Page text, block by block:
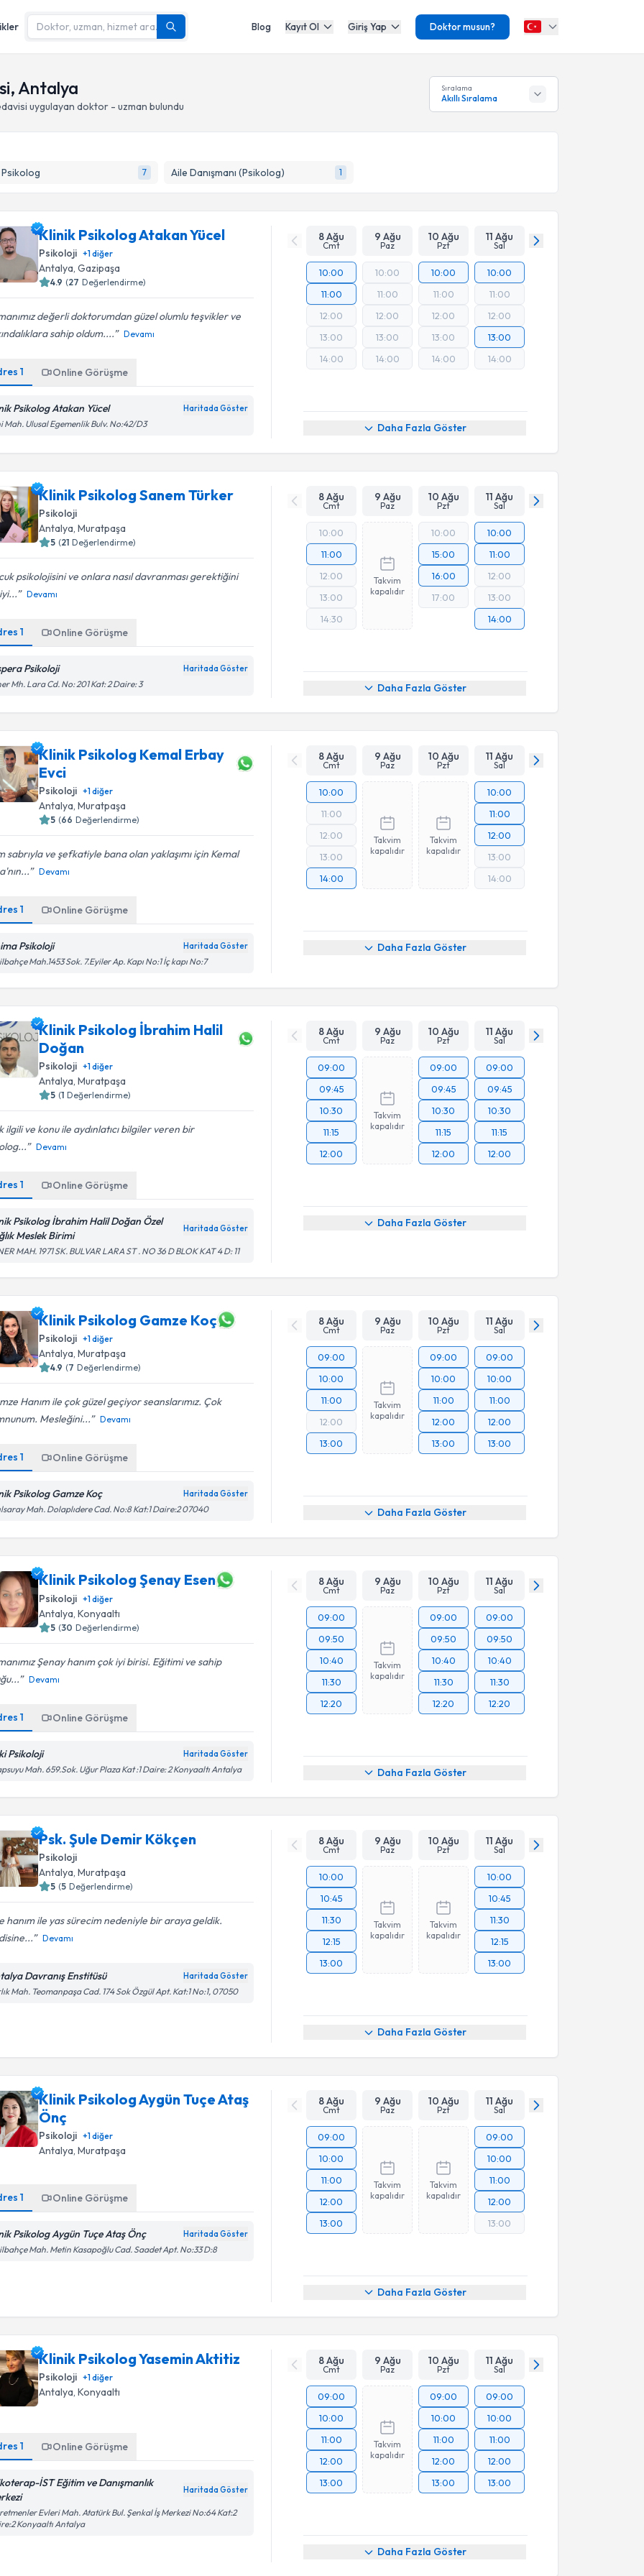
Blog Kayıt Ol Giriş Yap Doktor musun?
Antalya
uygulayan doktor - uzman bulundu
Sıralama
Akıllı Sıralama
7 Aile Danışmanı (Psikolog) 1
Klinik Psikolog Atakan Yücel
Psikoloji +1diğer
Antalya, Gazipaşa
4.9 (27 Değerlendirme)
değerli doktorumdan güzel olumlu teşvikler ve
sahip oldum....
Devamı
1 Online Görüşme
Psikolog Atakan Yücel Haritada Göster
Mah. Ulusal Egemenlik Bulv. No:42/D3
8 Ağu
Cmt
9 Ağu
Paz
10 Ağu
Pzt
11 Ağu
Sal
10:00
11:00
12:00
13:00
14:00
10:00
11:00
12:00
13:00
14:00
10:00
11:00
12:00
13:00
14:00
10:00
11:00
12:00
13:00
14:00
Daha Fazla Göster
Klinik Psikolog Sanem Türker
Psikoloji
Antalya , Muratpaşa
5 (21 Değerlendirme)
psikolojisini ve onlara nasıl davranması gerektiğini
Devamı
1 Online Görüşme
Psikoloji Haritada Göster
Mh. Lara Cd. No: 201 Kat: 2 Daire: 3
8 Ağu
Cmt
9 Ağu
Paz
10 Ağu
Pzt
11 Ağu
Sal
10:00
11:00
12:00
13:00
14:30
Takvim
kapalıdır
10:00
15:00
16:00
17:00
10:00
11:00
12:00
13:00
14:00
Daha Fazla Göster
Klinik Psikolog Kemal Erbay
Evci
Psikoloji +1diğer
Antalya, Muratpaşa
5 (66 Değerlendirme)
sabrıyla ve şefkatiyle bana olan yaklaşımı için Kemal
Devamı
1 Online Görüşme
Psikoloji Haritada Göster
Mah.1453 Sok. 7.Eyiler Ap. Kapı No:1 İç kapı No:7
8 Ağu
Cmt
9 Ağu
Paz
10 Ağu
Pzt
11 Ağu
Sal
10:00
11:00
12:00
13:00
14:00
Takvim
kapalıdır
Takvim
kapalıdır
10:00
11:00
12:00
13:00
14:00
Daha Fazla Göster
Klinik Psikolog İbrahim Halil
Doğan
Psikoloji +1diğer
Antalya, Muratpaşa
5 (1 Değerlendirme)
ilgili ve konu ile aydınlatıcı bilgiler veren bir
Devamı
1 Online Görüşme
Psikolog İbrahim Halil Doğan Özel
Meslek Birimi
Haritada Göster
MAH. 1971 SK. BULVAR LARA ST . NO 36 D BLOK KAT 4 D: 11
8 Ağu
Cmt
9 Ağu
Paz
10 Ağu
Pzt
11 Ağu
Sal
09:00
09:45
10:30
11:15
12:00
Takvim
kapalıdır
09:00
09:45
10:30
11:15
12:00
09:00
09:45
10:30
11:15
12:00
Daha Fazla Göster
Klinik Psikolog Gamze Koç
Psikoloji +1diğer
Antalya, Muratpaşa
4.9 (7 Değerlendirme)
Hanım ile çok güzel geçiyor seanslarımız. Çok
Mesleğini...
Devamı
1 Online Görüşme
Psikolog Gamze Koç Haritada Göster
Mah. Dolaplıdere Cad. No:8 Kat:1 Daire:2 07040
8 Ağu
Cmt
9 Ağu
Paz
10 Ağu
Pzt
11 Ağu
Sal
09:00
10:00
11:00
12:00
13:00
Takvim
kapalıdır
09:00
10:00
11:00
12:00
13:00
09:00
10:00
11:00
12:00
13:00
Daha Fazla Göster
Klinik Psikolog Şenay Esen
Psikoloji +1diğer
Antalya , Konyaaltı
5 (30 Değerlendirme)
Şenay hanım çok iyi birisi. Eğitimi ve sahip
Devamı
1 Online Görüşme
Psikoloji Haritada Göster
Mah. 659.Sok. Uğur Plaza Kat :1 Daire: 2 Konyaaltı Antalya
8 Ağu
Cmt
9 Ağu
Paz
10 Ağu
Pzt
11 Ağu
Sal
09:00
09:50
10:40
11:30
12:20
Takvim
kapalıdır
09:00
09:50
10:40
11:30
12:20
09:00
09:50
10:40
11:30
12:20
Daha Fazla Göster
Psk. Şule Demir Kökçen
Psikoloji
Antalya, Muratpaşa
5 (5 Değerlendirme)
hanım ile yas sürecim nedeniyle bir araya geldik.
Devamı
Davranış Enstitüsü Haritada Göster
Mah. Teomanpaşa Cad. 174 Sok Özgül Apt. Kat:1 No:1, 07050
8 Ağu
Cmt
9 Ağu
Paz
10 Ağu
Pzt
11 Ağu
Sal
10:00
10:45
11:30
12:15
13:00
Takvim
kapalıdır
Takvim
kapalıdır
10:00
10:45
11:30
12:15
13:00
Daha Fazla Göster
Klinik Psikolog Aygün Tuçe Ataş
Önç
Psikoloji +1diğer
Antalya , Muratpaşa
1 Online Görüşme
Psikolog Aygün Tuçe Ataş Önç Haritada Göster
Mah. Metin Kasapoğlu Cad. Saadet Apt. No:33 D:8
8 Ağu
Cmt
9 Ağu
Paz
10 Ağu
Pzt
11 Ağu
Sal
09:00
10:00
11:00
12:00
13:00
Takvim
kapalıdır
Takvim
kapalıdır
09:00
10:00
11:00
12:00
13:00
Daha Fazla Göster
Klinik Psikolog Yasemin Aktitiz
Psikoloji +1diğer
Antalya, Konyaaltı
1 Online Görüşme
İST Eğitim ve Danışmanlık
Haritada Göster
Evleri Mah. Atatürk Bul. Şenkal İş Merkezi No:64 Kat:2
Konyaaltı Antalya
8 Ağu
Cmt
9 Ağu
Paz
10 Ağu
Pzt
11 Ağu
Sal
09:00
10:00
11:00
12:00
13:00
Takvim
kapalıdır
09:00
10:00
11:00
12:00
13:00
09:00
10:00
11:00
12:00
13:00
Daha Fazla Göster